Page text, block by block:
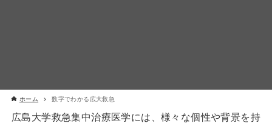
ホーム 数字でわかる広大救急
広島大学救急集中治療医学には、様々な個性や背景を持